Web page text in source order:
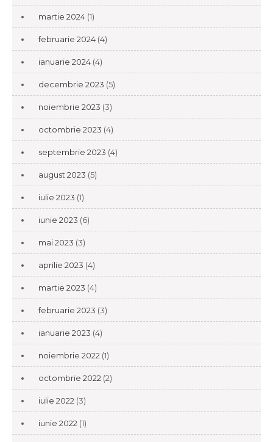
martie 2024 (1)
februarie 2024 (4)
ianuarie 2024 (4)
decembrie 2023 (5)
noiembrie 2023 (3)
octombrie 2023 (4)
septembrie 2023 (4)
august 2023 (5)
iulie 2023 (1)
iunie 2023 (6)
mai 2023 (3)
aprilie 2023 (4)
martie 2023 (4)
februarie 2023 (3)
ianuarie 2023 (4)
noiembrie 2022 (1)
octombrie 2022 (2)
iulie 2022 (3)
iunie 2022 (1)